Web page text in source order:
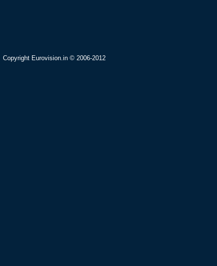
Copyright Eurovision.in © 2006-2012